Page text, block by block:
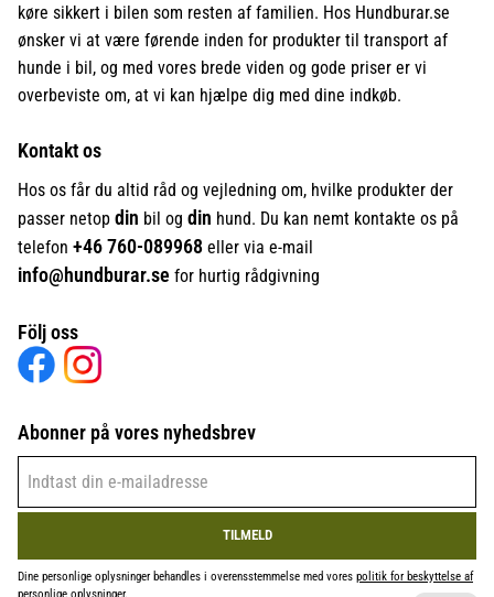
køre sikkert i bilen som resten af familien. Hos Hundburar.se
ønsker vi at være førende inden for produkter til transport af
hunde i bil, og med vores brede viden og gode priser er vi
overbeviste om, at vi kan hjælpe dig med dine indkøb.
Kontakt os
Hos os får du altid råd og vejledning om, hvilke produkter der
passer netop din bil og din hund. Du kan nemt kontakte os på
telefon +46760-089968 eller via e-mail
info@hundburar.se for hurtig rådgivning
Följ oss
Abonner på vores nyhedsbrev
TILMELD
Dine personlige oplysninger behandles i overensstemmelse med vores politik for beskyttelse af